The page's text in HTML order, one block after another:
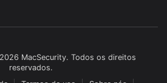
MacSecurity. Todos os direitos
reservados.